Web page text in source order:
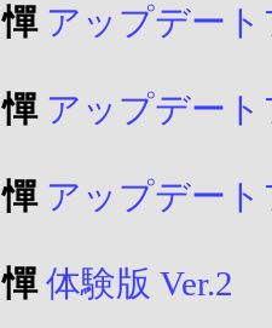
アップデート
アップデート
アップデート
体験版 Ver.2